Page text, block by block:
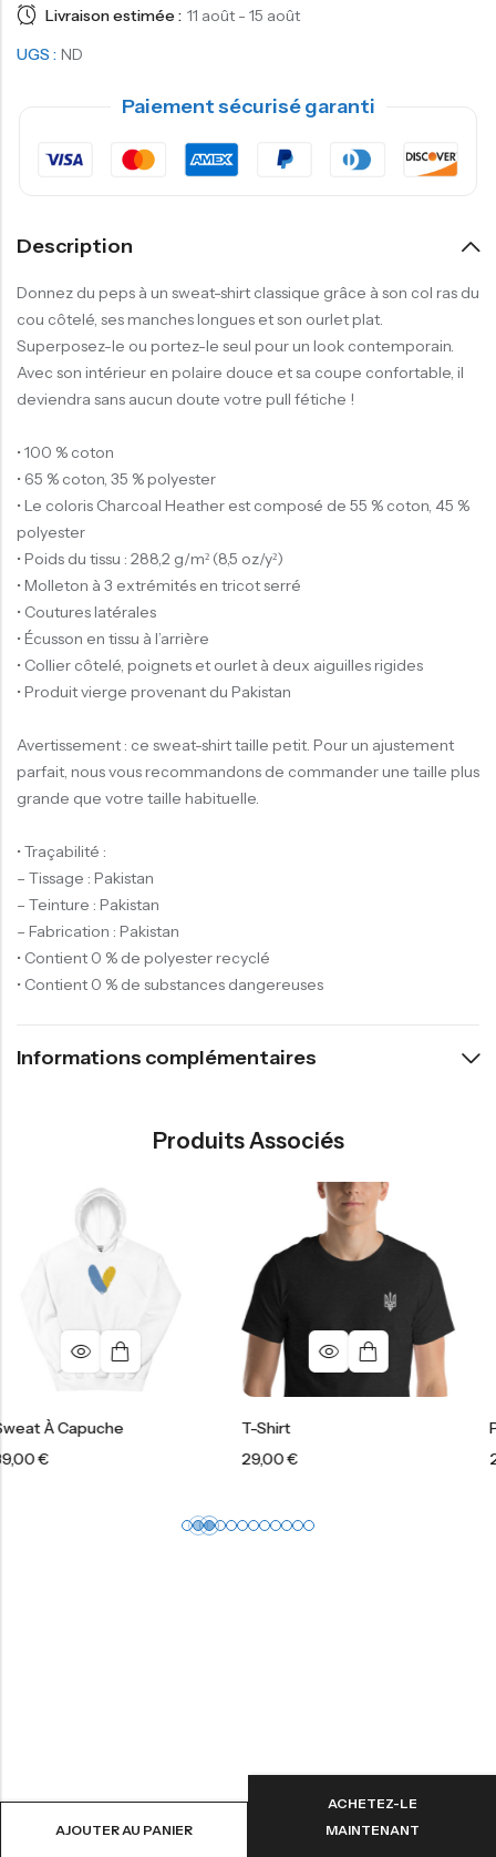
AJOUTER AU PANIER
ACHETEZ-LE
MAINTENANT
Livraison estimée : 11 août - 15 août
UGS : ND
Paiement sécurisé garanti
Description
Donnez du peps à un sweat-shirt classique grâce à son col ras du
cou côtelé, ses manches longues et son ourlet plat.
Superposez-le ou portez-le seul pour un look contemporain.
Avec son intérieur en polaire douce et sa coupe confortable, il
deviendra sans aucun doute votre pull fétiche !
• 100 % coton
• 65 % coton, 35 % polyester
• Le coloris Charcoal Heather est composé de 55 % coton, 45 %
polyester
• Poids du tissu : 288,2 g/m² (8,5 oz/y²)
• Molleton à 3 extrémités en tricot serré
• Coutures latérales
• Écusson en tissu à l’arrière
• Collier côtelé, poignets et ourlet à deux aiguilles rigides
• Produit vierge provenant du Pakistan
Avertissement : ce sweat-shirt taille petit. Pour un ajustement
parfait, nous vous recommandons de commander une taille plus
grande que votre taille habituelle.
• Traçabilité :
– Tissage : Pakistan
– Teinture : Pakistan
– Fabrication : Pakistan
• Contient 0 % de polyester recyclé
• Contient 0 % de substances dangereuses
Informations complémentaires
Produits Associés